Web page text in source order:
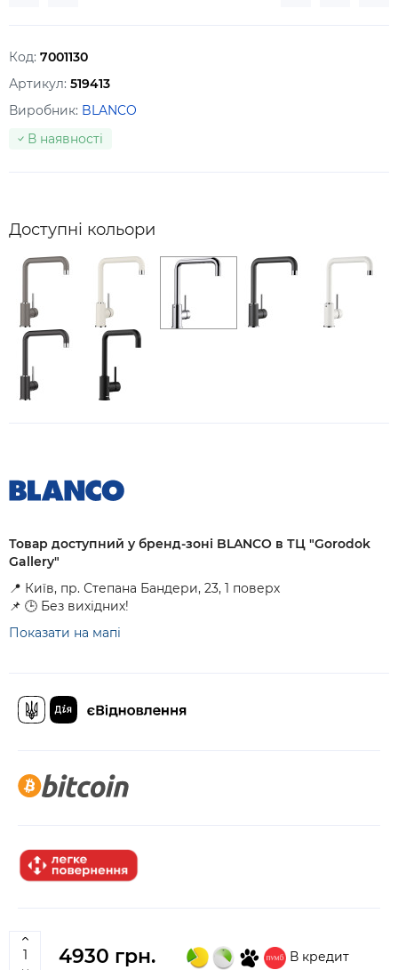
Код: 7001130
Артикул: 519413
Виробник: BLANCO
В наявності
Доступні кольори
Товар доступний у бренд-зоні BLANCO в ТЦ "Gorodok
Gallery"
📍 Київ, пр. Степана Бандери, 23, 1 поверх
📌 🕒 Без вихідних!
Показати на мапі
4930 грн. В кредит